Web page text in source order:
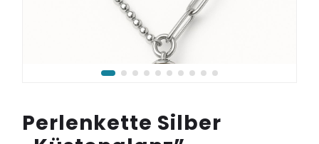
Perlenkette Silber